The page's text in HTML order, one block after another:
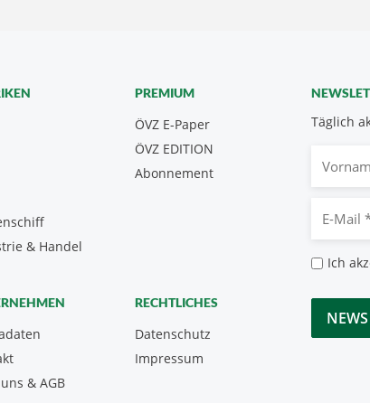
Täglich
Mail
Ich
& Handel
PREMIUM
ÖVZ E-Paper
Abonnement
ÖVZ EDITION
& AGB
RECHTLICHES
Datenschutz
Impressum